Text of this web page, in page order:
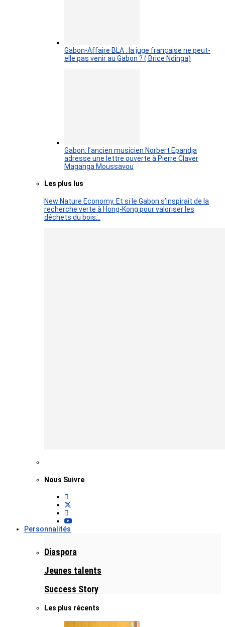
Gabon-Affaire BLA : la juge française ne peut-
elle pas venir au Gabon ? ( Brice Ndinga)
Gabon: l’ancien musicien Norbert Epandja
adresse une lettre ouverte à Pierre Claver
Maganga Moussavou
Les plus lus
New Nature Economy. Et si le Gabon s’inspirait de la
recherche verte à Hong-Kong pour valoriser les
déchets du bois…
Nous Suivre
Personnalités
Diaspora
Jeunes talents
Success Story
Les plus récents